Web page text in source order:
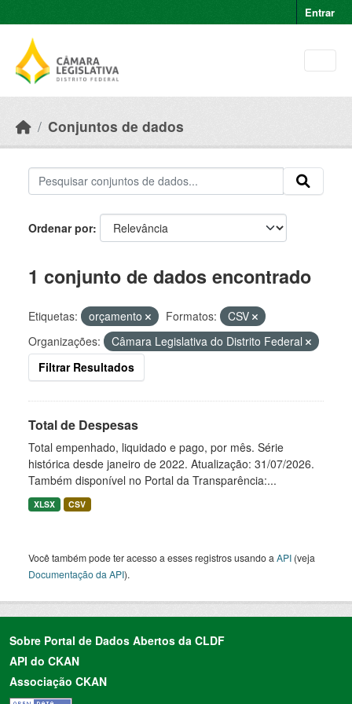
Entrar
Conjuntos de dados
Ordenar por
1 conjunto de dados encontrado
Etiquetas: orçamento Formatos:
CSV
Organizações:
Câmara Legislativa do Distrito Federal
Filtrar Resultados
Total de Despesas
Total empenhado, liquidado e pago, por mês. Série
histórica desde janeiro de 2022. Atualização: 31/07/2026.
Também disponível no Portal da Transparência:...
XLSX CSV
Você também pode ter acesso a esses registros usando a API (veja
Documentação da API).
Sobre Portal de Dados Abertos da CLDF
API do CKAN
Associação CKAN